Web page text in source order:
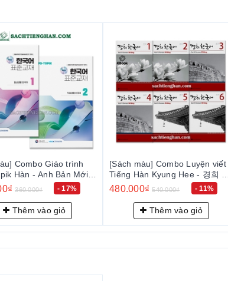
Combo Luyện viết
Kyung Hee - 경희 한
1~6540.000₫ - 11%
Thêm vào giỏ
[Sách màu] Combo Luyện nghe
Tiếng Hàn Kyung Hee - 경희 한
국어 듣기 1~6
480.000₫ 540.000₫ - 11%
Thêm vào giỏ